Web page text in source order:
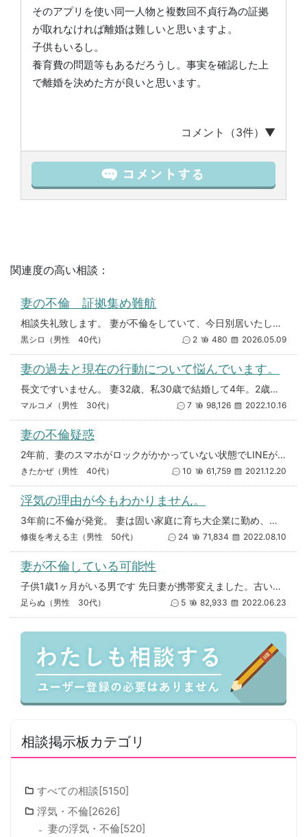
そのアプリを使い同一人物と複数回不貞行為の証拠
が取れなければ離婚は難しいと思いますよ。
子供もいるし。
養育費の問題等もあるだろうし。事実を確認した上
で離婚を決めた方が良いと思います。
コメント（3件）▼
関連度の高い相談：
妻の不倫 証拠集め難航
相談失礼致します。 妻が不倫をしていて、今日別居いたしました。 別居先は突き止めたのですが（探偵調査）、その後はどうすれ
黒シロ（男性 40代） 2 480 2026.05.09
妻の過去と現在の行動について悩んでいます。
長文ですいません。 妻32歳、私30歳で結婚して4年。2歳の娘がいます。妻は、勤務先の会社の関連会社に勤めており、仕事上
マルコメ（男性 30代） 7 98,126 2022.10.16
妻の不倫疑惑
2年前、妻のスマホがロックがかかっていない状態でLINEが開いていて、その際に「愛してる」と妻がメッセージを送っているの
きたかぜ（男性 40代） 10 61,759 2021.12.20
浮気の理由が今もわかりません。
3年前に不倫が発覚。 妻は固い家庭に育ち大企業に勤め、私と結婚。 平凡ですが幸せな家庭を築いてきた筈でした。 40代
修復を考える主（男性 50代） 24 71,834 2022.08.10
妻が不倫している可能性
子供1歳1ヶ月がいる男です 先日妻が携帯変えました。古い携帯を確認したら4月頃からマッチング等使い男と会ってるのを確認
足らぬ（男性 30代） 5 82,933 2022.06.23
相談掲示板カテゴリ
すべての相談[5150]
浮気・不倫[2626]
妻の浮気・不倫[520]